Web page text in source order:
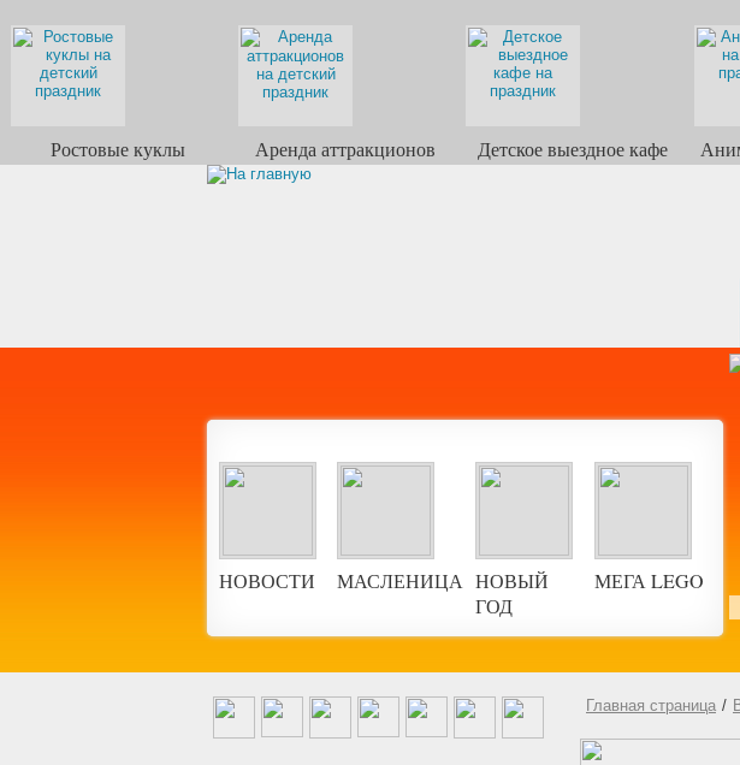
Ростовые куклы Аренда аттракционов Детское выездное кафе
НОВОСТИ МАСЛЕНИЦА НОВЫЙ
ГОД
МЕГА LEGO
Главная страница /